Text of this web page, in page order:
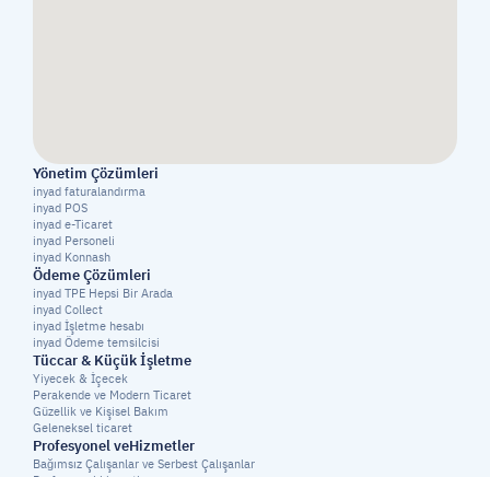
Yönetim Çözümleri
inyad faturalandırma
inyad POS
inyad e-Ticaret
inyad Personeli
inyad Konnash
Ödeme Çözümleri
inyad TPE Hepsi Bir Arada
inyad Collect
inyad İşletme hesabı
inyad Ödeme temsilcisi
Tüccar & Küçük İşletme
Yiyecek & İçecek
Perakende ve Modern Ticaret
Güzellik ve Kişisel Bakım
Geleneksel ticaret
Profesyonel veHizmetler
Bağımsız Çalışanlar ve Serbest Çalışanlar